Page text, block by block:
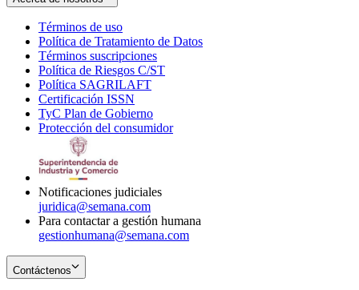
Términos de uso
in
new
window
Política de Tratamiento de Datos
Términos suscripciones
in
Política de Riesgos C/ST
Política SAGRILAFT
new
window
Certificación ISSN
in
new
TyC Plan de Gobierno
in
Protección del consumidorOpens
Notificaciones judiciales
juridica@semana.com
Para contactar a gestión humana
gestionhumana@semana.com
Contáctenos